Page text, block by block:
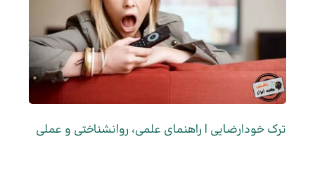
ترک خودارضایی | راهنمای علمی، روانشناختی و عملی